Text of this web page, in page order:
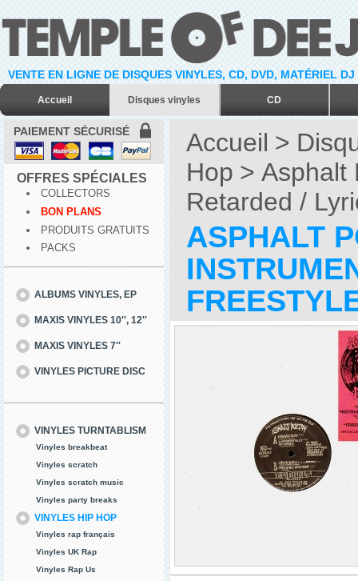
VENTE EN LIGNE DE DISQUES VINYLES, CD, DVD, MATÉRIEL
Accueil Disques vinyles CD
PAIEMENT SÉCURISÉ
OFFRES SPÉCIALES
COLLECTORS
BON PLANS
PRODUITS GRATUITS
PACKS
ALBUMS VINYLES, EP
MAXIS VINYLES 10'', 12''
MAXIS VINYLES 7''
VINYLES PICTURE DISC
VINYLES TURNTABLISM
Vinyles breakbeat
Vinyles scratch
Vinyles scratch music
Vinyles party breaks
VINYLES HIP HOP
Vinyles rap français
Vinyles UK Rap
Vinyles Rap Us
Accueil >
Hop > Asphalt
Retarded /
ASPHALT